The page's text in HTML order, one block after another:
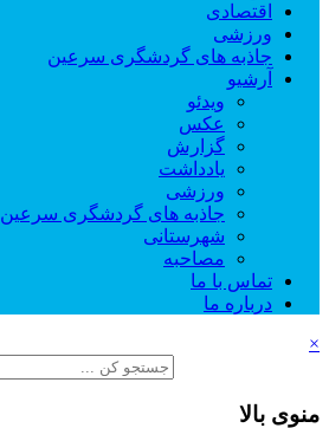
اقتصادی
ورزشی
جاذبه های گردشگری سرعین
آرشیو
ویدئو
عکس
گزارش
یادداشت
ورزشی
جاذبه های گردشگری سرعین
شهرستانی
مصاحبه
تماس با ما
درباره ما
×
منوی بالا